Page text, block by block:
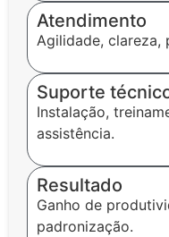
Atendimento
Agilidade, clareza,
Suporte
Instalação,
assistência.
Resultado
Ganho de
padronização.